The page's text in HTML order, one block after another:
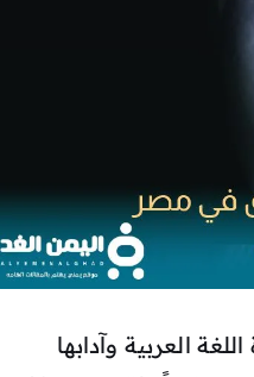
العربية وآدابها